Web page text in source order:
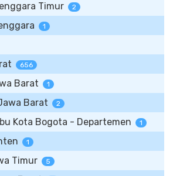
Timur 2
1
656
Barat 1
Barat 2
Kota Bogota - Departemen 1
1
Timur 5